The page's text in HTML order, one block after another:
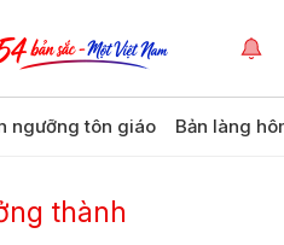
ngưỡng tôn giáo Bản làng
thành